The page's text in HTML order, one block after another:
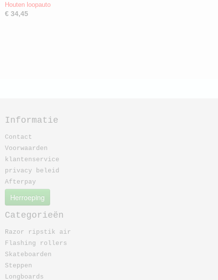
Houten loopauto
€ 34,45
Informatie
Contact
Voorwaarden
klantenservice
privacy beleid
Afterpay
Herroeping
Categorieën
Razor ripstik air
Flashing rollers
Skateboarden
Steppen
Longboards